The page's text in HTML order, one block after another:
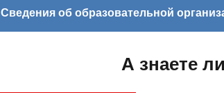
Сведения об образовательной
А знаете